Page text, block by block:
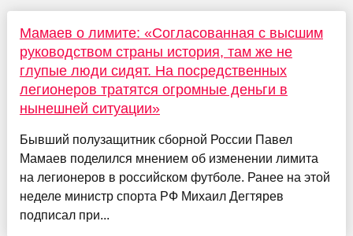
Мамаев о лимите: «Согласованная с высшим
руководством страны история, там же не
глупые люди сидят. На посредственных
легионеров тратятся огромные деньги в
нынешней ситуации»
Бывший полузащитник сборной России Павел
Мамаев поделился мнением об изменении лимита
на легионеров в российском футболе. Ранее на этой
неделе министр спорта РФ Михаил Дегтярев
подписал при...